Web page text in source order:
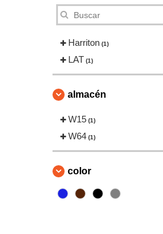
Harriton (1)
LAT (1)
almacén
W15 (1)
W64 (1)
color